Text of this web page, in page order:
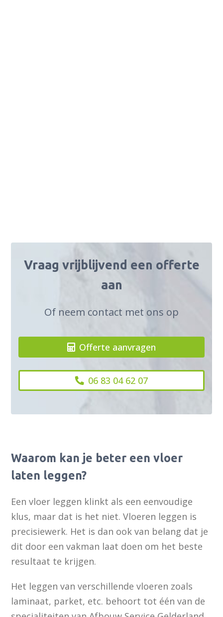
Vraag vrijblijvend een offerte
aan
Of neem contact met ons op
Offerte aanvragen
06 83 04 62 07
Waarom kan je beter een vloer
laten leggen?
Een vloer leggen klinkt als een eenvoudige
klus, maar dat is het niet. Vloeren leggen is
precisiewerk. Het is dan ook van belang dat je
dit door een vakman laat doen om het beste
resultaat te krijgen.
Het leggen van verschillende vloeren zoals
laminaat, parket, etc. behoort tot één van de